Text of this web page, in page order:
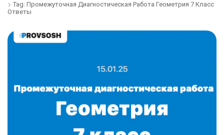
Tag: Промежуточная Диагностическая Работа Геометрия 7 Класс
Ответы